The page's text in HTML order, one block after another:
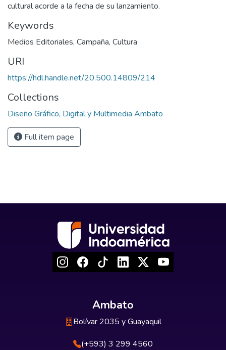
cultural acorde a la fecha de su lanzamiento.
Keywords
Medios Editoriales, Campaña, Cultura
URI
https://hdl.handle.net/20.500.14809/214
Collections
Diseño Gráfico, Digital y Multimedia Ambato
Full item page
Ambato
Bolívar 2035 y Guayaquil
(+593) 3 299 4560